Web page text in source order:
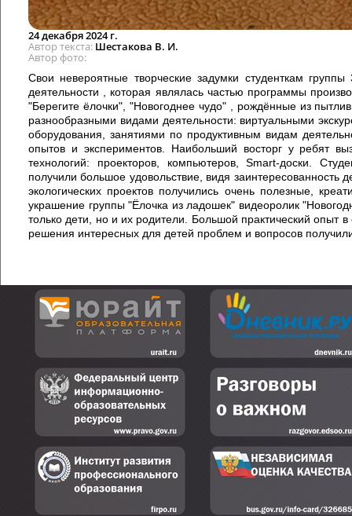
24 декабря 2024 г.
Автор текста Шестакова В. И.
Автор фото
Свои невероятные творческие задумки студенткам
деятельности , которая являлась частью программы
"Берегите ёлочки", "Новогоднее чудо" , рождённые из
разнообразными видами деятельности: виртуальными
оборудования, занятиями по продуктивным видам
опытов и экспериментов. Наибольший восторг у ребят
технологий: проекторов, компьютеров, Smart-доски.
получили большое удовольствие, видя
экологических проектов получились очень полезные,
украшение группы "Ёлочка из ладошек" видеоролик
только дети, но и их родители. Большой практический опыт
решения интересных для детей проблем и вопросов